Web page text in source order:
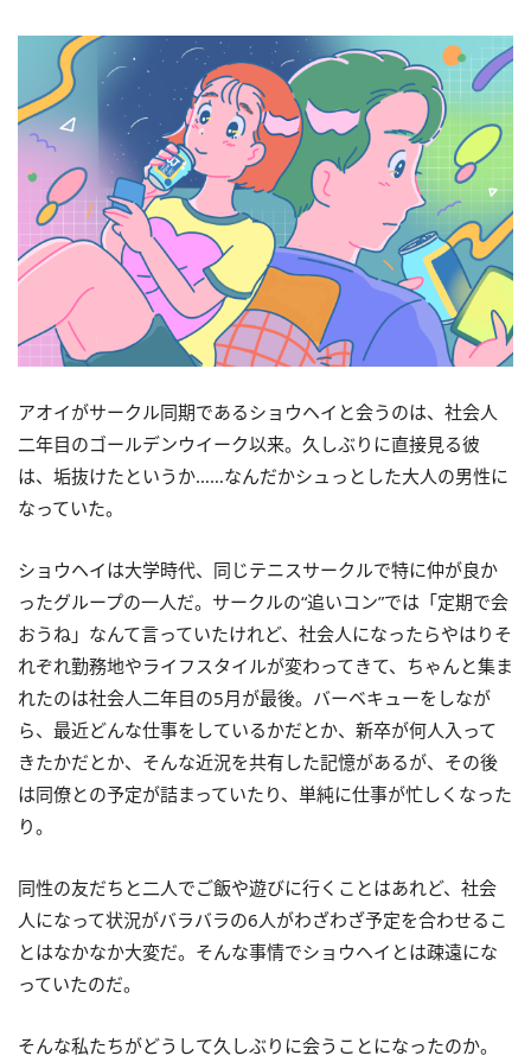
アオイがサークル同期であるショウヘイと会うのは、社会人
二年目のゴールデンウイーク以来。久しぶりに直接見る彼
は、垢抜けたというか……なんだかシュっとした大人の男性に
なっていた。
ショウヘイは大学時代、同じテニスサークルで特に仲が良か
ったグループの一人だ。サークルの“追いコン”では「定期で会
おうね」なんて言っていたけれど、社会人になったらやはりそ
れぞれ勤務地やライフスタイルが変わってきて、ちゃんと集ま
れたのは社会人二年目の5月が最後。バーベキューをしなが
ら、最近どんな仕事をしているかだとか、新卒が何人入って
きたかだとか、そんな近況を共有した記憶があるが、その後
は同僚との予定が詰まっていたり、単純に仕事が忙しくなった
り。
同性の友だちと二人でご飯や遊びに行くことはあれど、社会
人になって状況がバラバラの6人がわざわざ予定を合わせるこ
とはなかなか大変だ。そんな事情でショウヘイとは疎遠にな
っていたのだ。
そんな私たちがどうして久しぶりに会うことになったのか。